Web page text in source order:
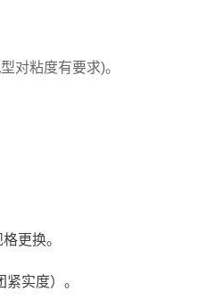
粘度有要求)。
更换。
实度）。